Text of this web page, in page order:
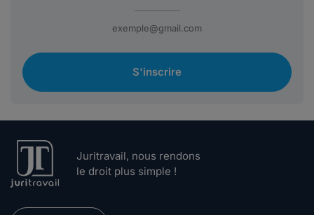
S'inscrire
Juritravail, nous rendons
le droit plus simple !